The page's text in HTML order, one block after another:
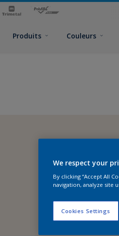
Produits Couleurs
We respect your
By clicking “Accept All
navigation, analyze site
Cookies Settings